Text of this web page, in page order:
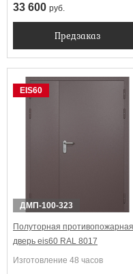
33 600 руб.
Предзаказ
EIS60
ДМП-100-323
Полуторная противопожарная
дверь eis60 RAL 8017
Изготовление 48 часов